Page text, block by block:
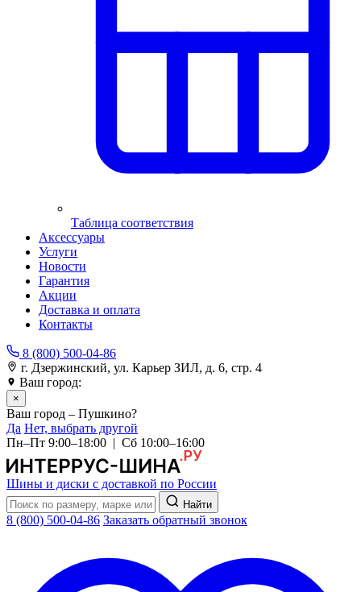
Таблица соответствия
Аксессуары
Услуги
Новости
Гарантия
Акции
Доставка и оплата
Контакты
8 (800) 500-04-86
г. Дзержинский, ул. Карьер ЗИЛ, д. 6, стр. 4
Ваш город:
×
Ваш город – Пушкино?
Да Нет, выбрать другой
Пн–Пт 9:00–18:00 | Сб 10:00–16:00
Шины и диски с доставкой по России
Найти
8 (800) 500-04-86 Заказать обратный звонок